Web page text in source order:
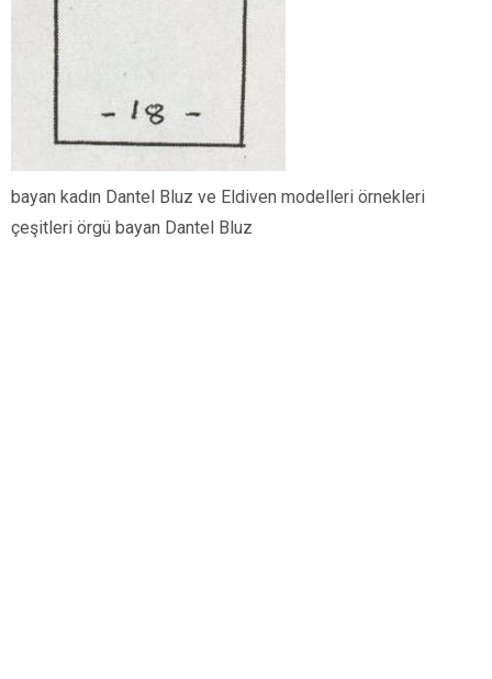
bayan kadın Dantel Bluz ve Eldiven modelleri örnekleri
çeşitleri örgü bayan Dantel Bluz